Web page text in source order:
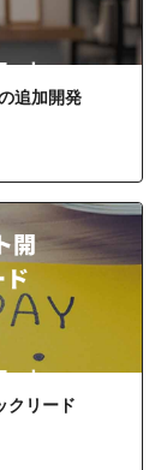
追加開発
クリード